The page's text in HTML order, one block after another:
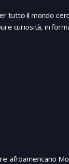
tutto il mondo
curiosità, in
afroamericano